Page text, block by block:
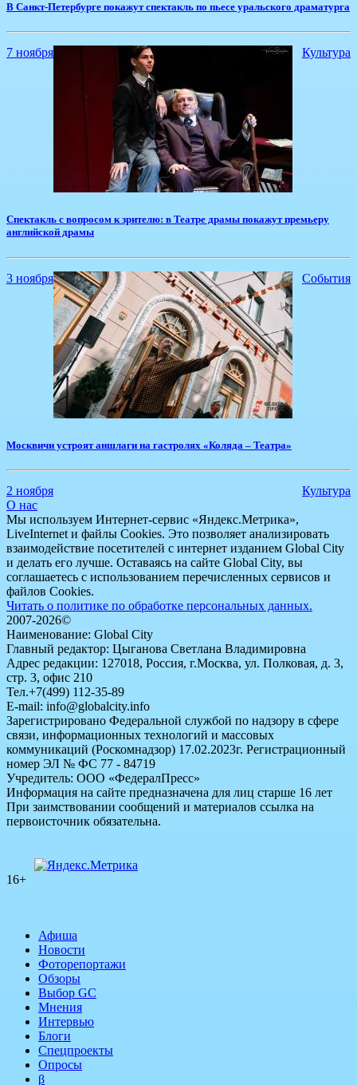
В Санкт-Петербурге покажут спектакль по пьесе уральского драматурга
7 ноября Культура
​Спектакль с вопросом к зрителю: в Театре драмы покажут премьеру
английской драмы
3 ноября События
Москвичи устроят аншлаги на гастролях «Коляда – Театра»
2 ноября
Культура
О нас
Мы используем Интернет-сервис «Яндекс.Метрика»,
LiveInternet и файлы Cookies. Это позволяет анализировать
взаимодействие посетителей с интернет изданием Global City
и делать его лучше. Оставаясь на сайте Global City, вы
соглашаетесь с использованием перечисленных сервисов и
файлов Cookies.
Читать о политике по обработке персональных данных.
2007-2026©
Наименование: Global City
Главный редактор: Цыганова Светлана Владимировна
Адрес редакции: 127018, Россия, г.Москва, ул. Полковая, д. 3,
стр. 3, офис 210
Тел.+7(499) 112-35-89
E-mail: info@globalcity.info
Зарегистрировано Федеральной службой по надзору в сфере
связи, информационных технологий и массовых
коммуникаций (Роскомнадзор) 17.02.2023г. Регистрационный
номер ЭЛ № ФС 77 - 84719
Учредитель: ООО «ФедералПресс»
Информация на сайте предназначена для лиц старше 16 лет
При заимствовании сообщений и материалов ссылка на
первоисточник обязательна.
16+
Афиша
Новости
Фоторепортажи
Обзоры
Выбор GC
Мнения
Интервью
Блоги
Спецпроекты
Опросы
β